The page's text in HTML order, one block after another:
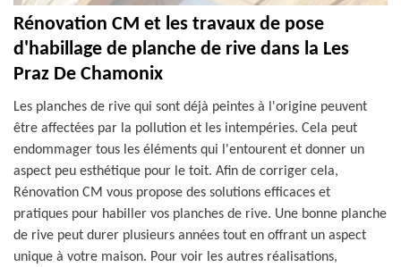
Rénovation CM et les travaux de pose
d'habillage de planche de rive dans la Les
Praz De Chamonix
Les planches de rive qui sont déjà peintes à l'origine peuvent
être affectées par la pollution et les intempéries. Cela peut
endommager tous les éléments qui l'entourent et donner un
aspect peu esthétique pour le toit. Afin de corriger cela,
Rénovation CM vous propose des solutions efficaces et
pratiques pour habiller vos planches de rive. Une bonne planche
de rive peut durer plusieurs années tout en offrant un aspect
unique à votre maison. Pour voir les autres réalisations,